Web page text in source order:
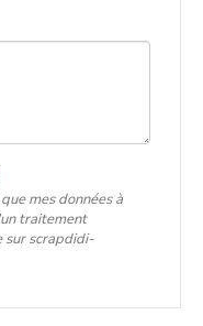
mes données à
traitement
sur scrapdidi-